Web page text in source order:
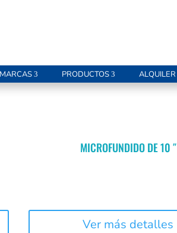
MARCAS PRODUCTOS ALQUILER
MICROFUNDIDO DE 10 ″
Ver más detalles